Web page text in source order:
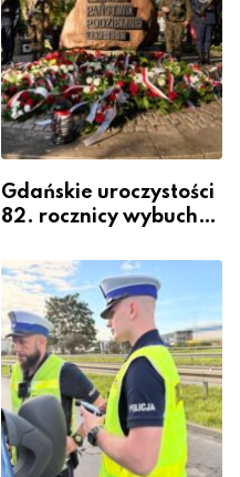
Gdańskie uroczystości
82. rocznicy wybuchu
Warszawskiego